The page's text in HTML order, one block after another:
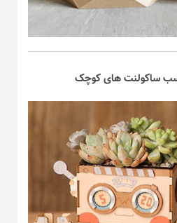
ساکولنت های کوچک